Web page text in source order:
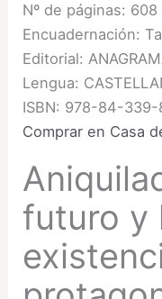
Nº de páginas: 608
Encuadernación:
Editorial:
Lengua:
ISBN: 978-84-339-
Comprar en Casa
futuro y